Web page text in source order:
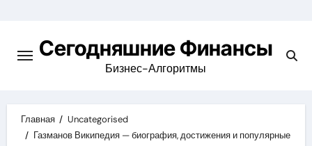
содержимомуСегодняшние Финансы
Бизнес-Алгоритмы
Главная
Uncategorised
Газманов Википедия — биография, достижения и популярные